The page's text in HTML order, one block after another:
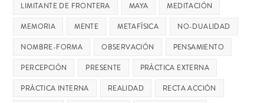
LIMITANTE DE FRONTERA
MAYA
MEDITACIÓN
MEMORIA
MENTE METAFÍSICA
NO-DUALIDAD
NOMBRE-FORMA
OBSERVACIÓN
PENSAMIENTO
PERCEPCIÓN
PRESENTE
PRÁCTICA EXTERNA
PRÁCTICA INTERNA
REALIDAD
RECTA ACCIÓN